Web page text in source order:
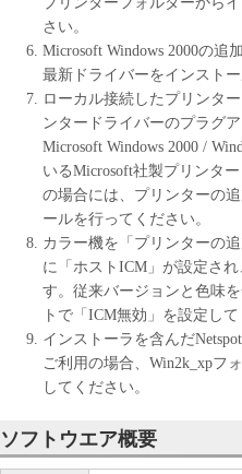
(Sept 1995). Consistent with
227.7202-4 (June 1995), all
with only those rights set forth
Shimomaruko 3-chome, Ohta-
本条項中で使用される"the
トウェア」を意味し、指し
分離可能性
本契約書のいずれかの条項
れた場合でも、その他の条
以 上
キヤノン株式会社
さい。
Microsoft Windows 2000の追
最新ドライバーをインストー
ローカル接続したプリンタ
ンタードライバーのプラグ
Microsoft Windows 2000 /
いるMicrosoft社製プリンタ
の場合には、プリンターの
ールを行ってください。
カラー機を「プリンターの
に「ホストICM」が設定さ
す。従来バージョンと色味
トで「ICM無効」を設定して
インストーラを含んだ
ご利用の場合、Win2k_xpフ
してください。
ソフトウエア概要